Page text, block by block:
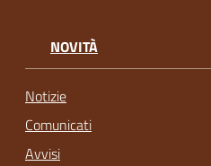
NOVITÀ
Notizie
Comunicati
Avvisi